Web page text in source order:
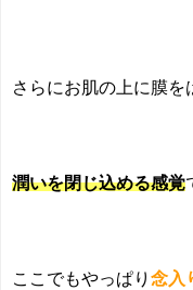
さらにお肌の上に膜を
潤いを閉じ込める感覚
ここでもやっぱり 念入